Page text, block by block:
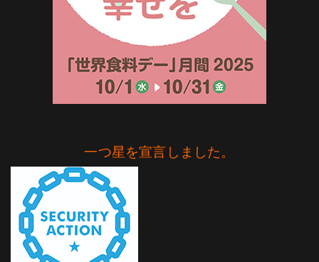
一つ星を宣言しました。